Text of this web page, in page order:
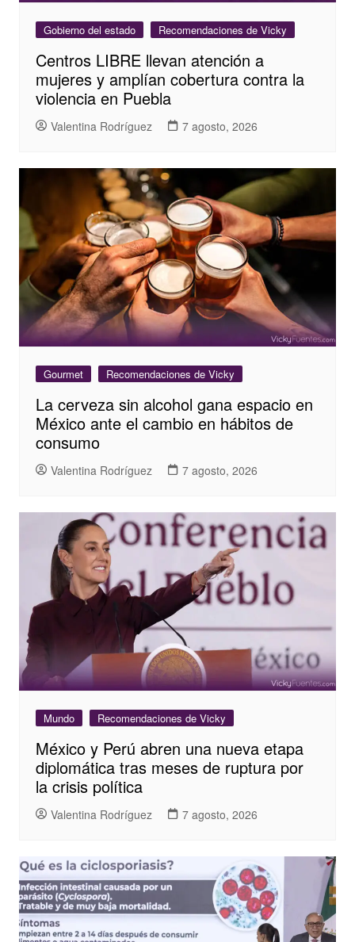
Gobierno del estado Recomendaciones de Vicky
Centros LIBRE llevan atención a
mujeres y amplían cobertura contra la
violencia en Puebla
Valentina Rodríguez 7 agosto, 2026
Gourmet Recomendaciones de Vicky
La cerveza sin alcohol gana espacio en
México ante el cambio en hábitos de
consumo
Valentina Rodríguez 7 agosto, 2026
Mundo Recomendaciones de Vicky
México y Perú abren una nueva etapa
diplomática tras meses de ruptura por
la crisis política
Valentina Rodríguez 7 agosto, 2026